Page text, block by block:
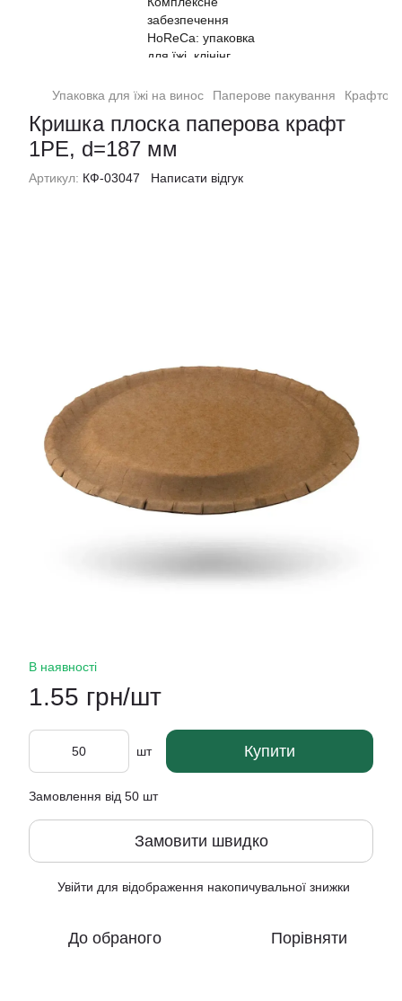
Упаковка для їжі на винос Паперове пакування
Кришка плоска паперова крафт
1РЕ, d=187 мм
Артикул: КФ-03047 Написати відгук
В наявності
1.55 грн/шт
шт Купити
Замовлення від 50 шт
Замовити швидко
Увійти для відображення накопичувальної знижки
До обраного Порівняти